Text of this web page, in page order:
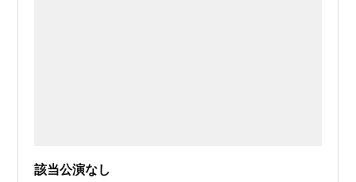
該当公演なし